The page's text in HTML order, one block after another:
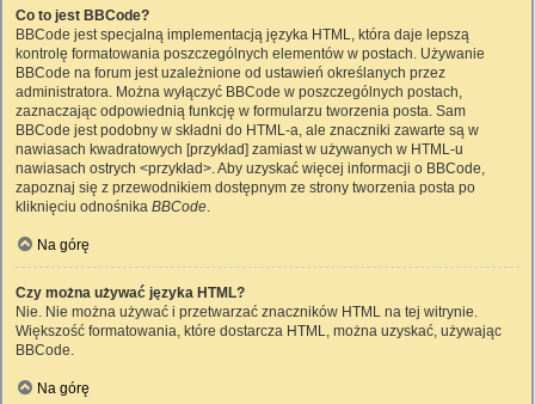
Co to jest BBCode?
BBCode jest specjalną implementacją języka HTML, która daje lepszą
kontrolę formatowania poszczególnych elementów w postach. Używanie
BBCode na forum jest uzależnione od ustawień określanych przez
administratora. Można wyłączyć BBCode w poszczególnych postach,
zaznaczając odpowiednią funkcję w formularzu tworzenia posta. Sam
BBCode jest podobny w składni do HTML-a, ale znaczniki zawarte są w
nawiasach kwadratowych [przykład] zamiast w używanych w HTML-u
nawiasach ostrych <przykład>. Aby uzyskać więcej informacji o BBCode,
zapoznaj się z przewodnikiem dostępnym ze strony tworzenia posta po
kliknięciu odnośnika BBCode.
Na górę
Czy można używać języka HTML?
Nie. Nie można używać i przetwarzać znaczników HTML na tej witrynie.
Większość formatowania, które dostarcza HTML, można uzyskać, używając
BBCode.
Na górę